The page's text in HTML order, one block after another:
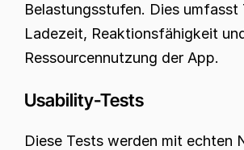
Belastungsstufen. Dies umfasst
Ladezeit, Reaktionsfähigkeit
Ressourcennutzung der App.
Usability-Tests
Diese Tests werden mit echten